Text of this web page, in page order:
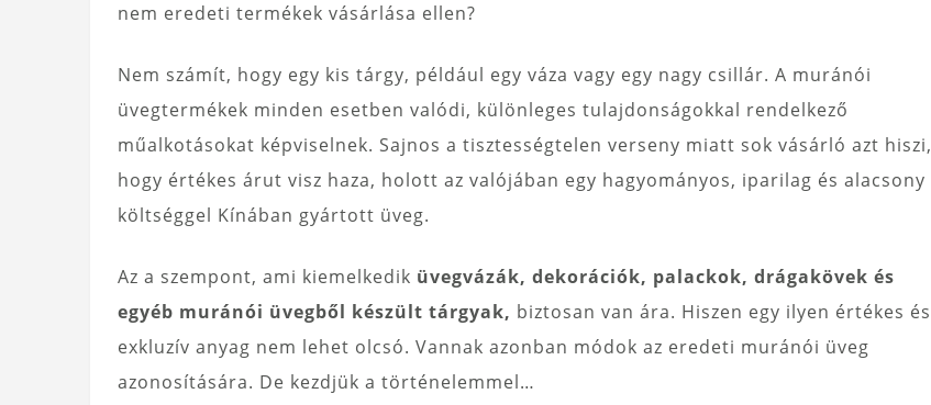
nem eredeti termékek vásárlása ellen?
Nem számít, hogy egy kis tárgy, például egy váza vagy egy nagy csillár. A muránói
üvegtermékek minden esetben valódi, különleges tulajdonságokkal rendelkező
műalkotásokat képviselnek. Sajnos a tisztességtelen verseny miatt sok vásárló azt hiszi,
hogy értékes árut visz haza, holott az valójában egy hagyományos, iparilag és alacsony
költséggel Kínában gyártott üveg.
Az a szempont, ami kiemelkedik üvegvázák, dekorációk, palackok, drágakövek és
egyéb muránói üvegből készült tárgyak, biztosan van ára. Hiszen egy ilyen értékes és
exkluzív anyag nem lehet olcsó. Vannak azonban módok az eredeti muránói üveg
azonosítására. De kezdjük a történelemmel…